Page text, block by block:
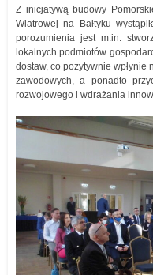
Z inicjatywą budowy
Wiatrowej na Bałtyku
porozumienia jest m.in.
lokalnych podmiotów
dostaw, co pozytywnie wpłynie
zawodowych, a ponadto
rozwojowego i wdrażania